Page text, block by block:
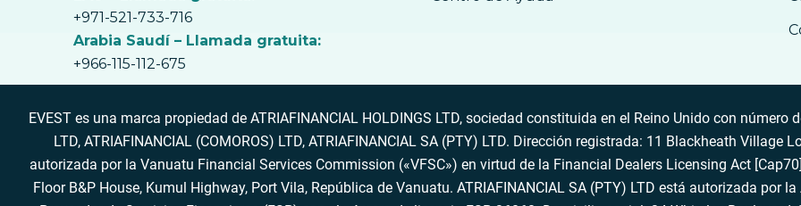
+971-521-733-716
Arabia Saudí – Llamada gratuita:
+966-115-112-675
EVEST es una marca propiedad de ATRIAFINANCIAL HOLDINGS LTD, sociedad constituida en el Reino Unido con
LTD, ATRIAFINANCIAL (COMOROS) LTD, ATRIAFINANCIAL SA (PTY) LTD. Dirección registrada: 11 Blackheath Village
autorizada por la Vanuatu Financial Services Commission («VFSC») en virtud de la Financial Dealers Licensing Act
Floor B&P House, Kumul Highway, Port Vila, República de Vanuatu. ATRIAFINANCIAL SA (PTY) LTD está autorizada por